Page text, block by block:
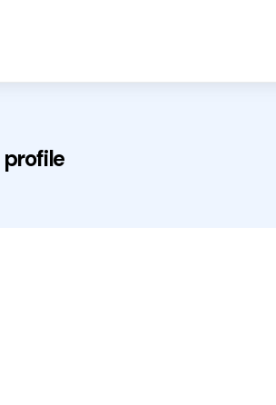
profile